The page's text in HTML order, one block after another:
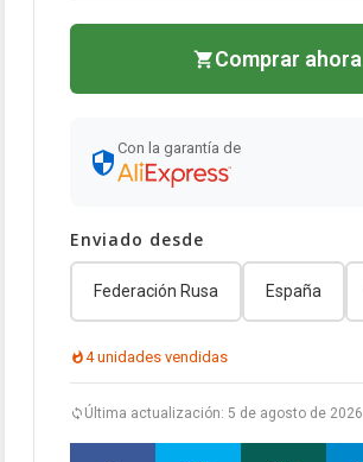
Comprar ahora
Con la garantía de
Enviado desde
Federación Rusa España
4 unidades vendidas
Última actualización: 5 de agosto de 2026